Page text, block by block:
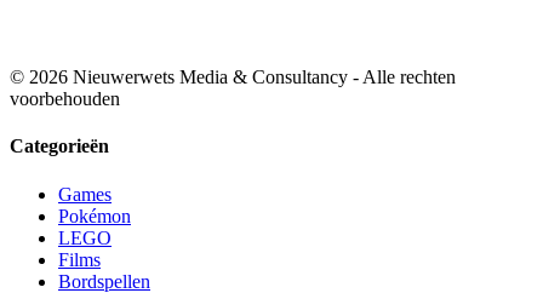
© 2026 Nieuwerwets Media & Consultancy - Alle rechten
voorbehouden
Categorieën
Games
Pokémon
LEGO
Films
Bordspellen